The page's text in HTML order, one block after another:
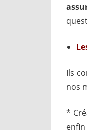
Ils
nos
*